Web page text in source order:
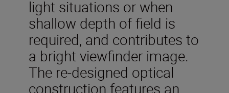
light situations or when
shallow depth of field is
required, and contributes to
a bright viewfinder image.
The re-designed optical
construction features an